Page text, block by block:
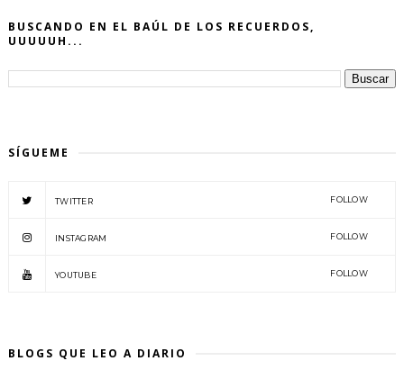
BUSCANDO EN EL BAÚL DE LOS RECUERDOS,
UUUUUH...
SÍGUEME
TWITTER FOLLOW
INSTAGRAM FOLLOW
YOUTUBE FOLLOW
BLOGS QUE LEO A DIARIO